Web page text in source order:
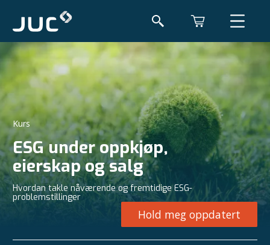
Kurs
ESG under oppkjøp,
eierskap og salg
Hvordan takle nåværende og fremtidige ESG-
problemstillinger
Hold meg oppdatert